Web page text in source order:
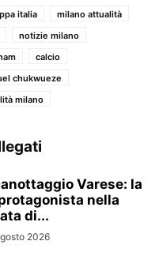
italia
milano attualità
notizie milano
calcio
chukwueze
milano
Varese: la
nella
di...
2026